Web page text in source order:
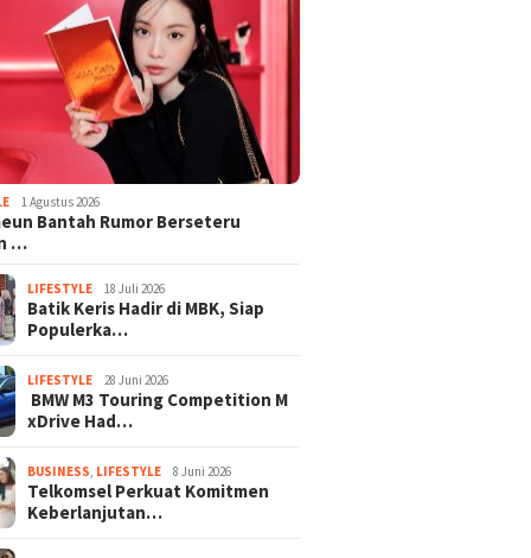
1 Agustus 2026
Bantah Rumor Berseteru
…
LIFESTYLE 18 Juli 2026
Batik Keris Hadir di MBK, Siap
Populerka…
LIFESTYLE 28 Juni 2026
BMW M3 Touring Competition M
xDrive Had…
BUSINESS, LIFESTYLE 8 Juni 2026
Telkomsel Perkuat Komitmen
Keberlanjutan…